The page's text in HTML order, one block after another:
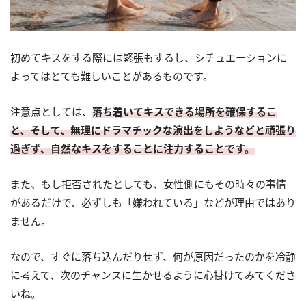
初めてキスをする際には緊張もするし、シチュエーションに
よってはとても難しいことがあるものです。
注意点としては、 落ち着いてキスできる場所を確保するこ
と、そして、無理にドラマチックな演出をしようなどと頑張り
過ぎず、自然なキスをすることに注力することです。
また、もし拒否されたとしても、女性側にもその時々の事情
があるだけで、必ずしも「嫌われている」などが理由ではあり
ません。
なので、すぐに落ち込んだりせず、何が原因だったのかを冷静
に考えて、次のチャンスに生かせるように心掛けてみてくださ
いね。